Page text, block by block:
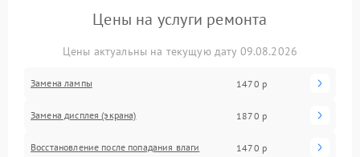
Цены на услуги ремонта
Цены актуальны на текущую дату 09.08.2026
Замена лампы 1470 р
Замена дисплея (экрана) 1870 р
Восстановление после попадания влаги 1470 р